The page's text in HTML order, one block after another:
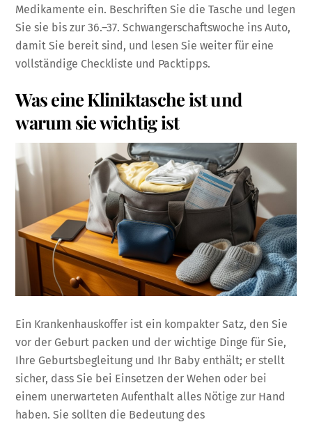
Medikamente ein. Beschriften Sie die Tasche und legen
Sie sie bis zur 36.–37. Schwangerschaftswoche ins Auto,
damit Sie bereit sind, und lesen Sie weiter für eine
vollständige Checkliste und Packtipps.
Was eine Kliniktasche ist und
warum sie wichtig ist
Ein Krankenhauskoffer ist ein kompakter Satz, den Sie
vor der Geburt packen und der wichtige Dinge für Sie,
Ihre Geburtsbegleitung und Ihr Baby enthält; er stellt
sicher, dass Sie bei Einsetzen der Wehen oder bei
einem unerwarteten Aufenthalt alles Nötige zur Hand
haben. Sie sollten die Bedeutung des